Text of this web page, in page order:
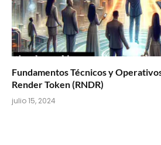
Fundamentos Técnicos y
Render Token (RNDR)
julio 15, 2024